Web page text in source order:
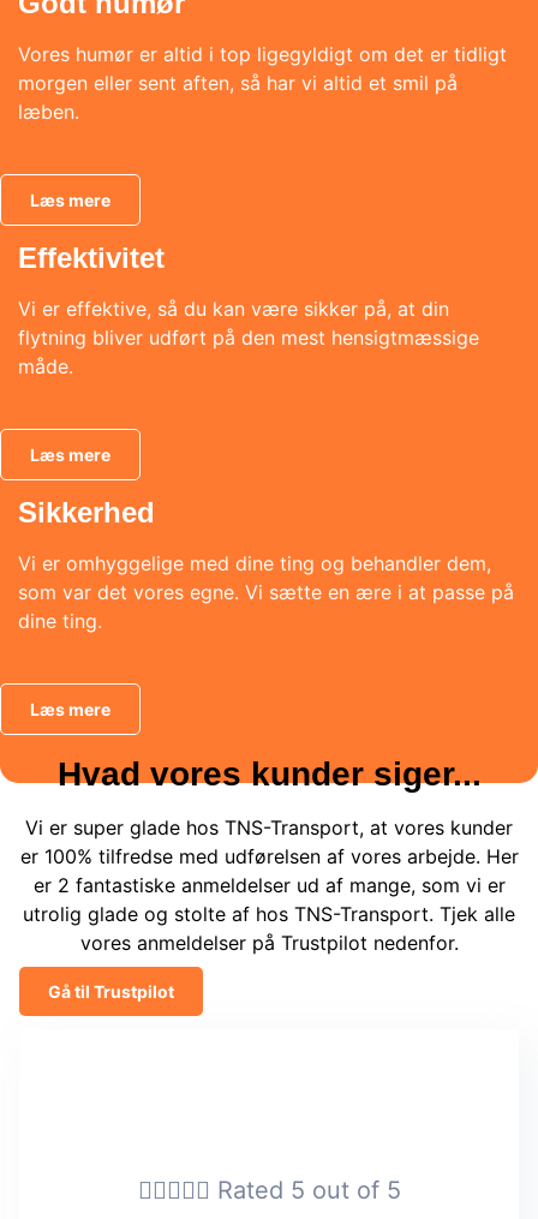
Vores humør er altid i top ligegyldigt om det er tidligt
morgen eller sent aften, så har vi altid et smil på
læben.
Læs mere
Effektivitet
Vi er effektive, så du kan være sikker på, at din
flytning bliver udført på den mest hensigtmæssige
måde.
Læs mere
Sikkerhed
Vi er omhyggelige med dine ting og behandler dem,
som var det vores egne. Vi sætte en ære i at passe på
dine ting.
Læs mere
Hvad vores kunder siger...
Vi er super glade hos TNS-Transport, at vores kunder
er 100% tilfredse med udførelsen af vores arbejde. Her
er 2 fantastiske anmeldelser ud af mange, som vi er
utrolig glade og stolte af hos TNS-Transport. Tjek alle
vores anmeldelser på Trustpilot nedenfor.
Gå til Trustpilot
 Rated 5 out of 5